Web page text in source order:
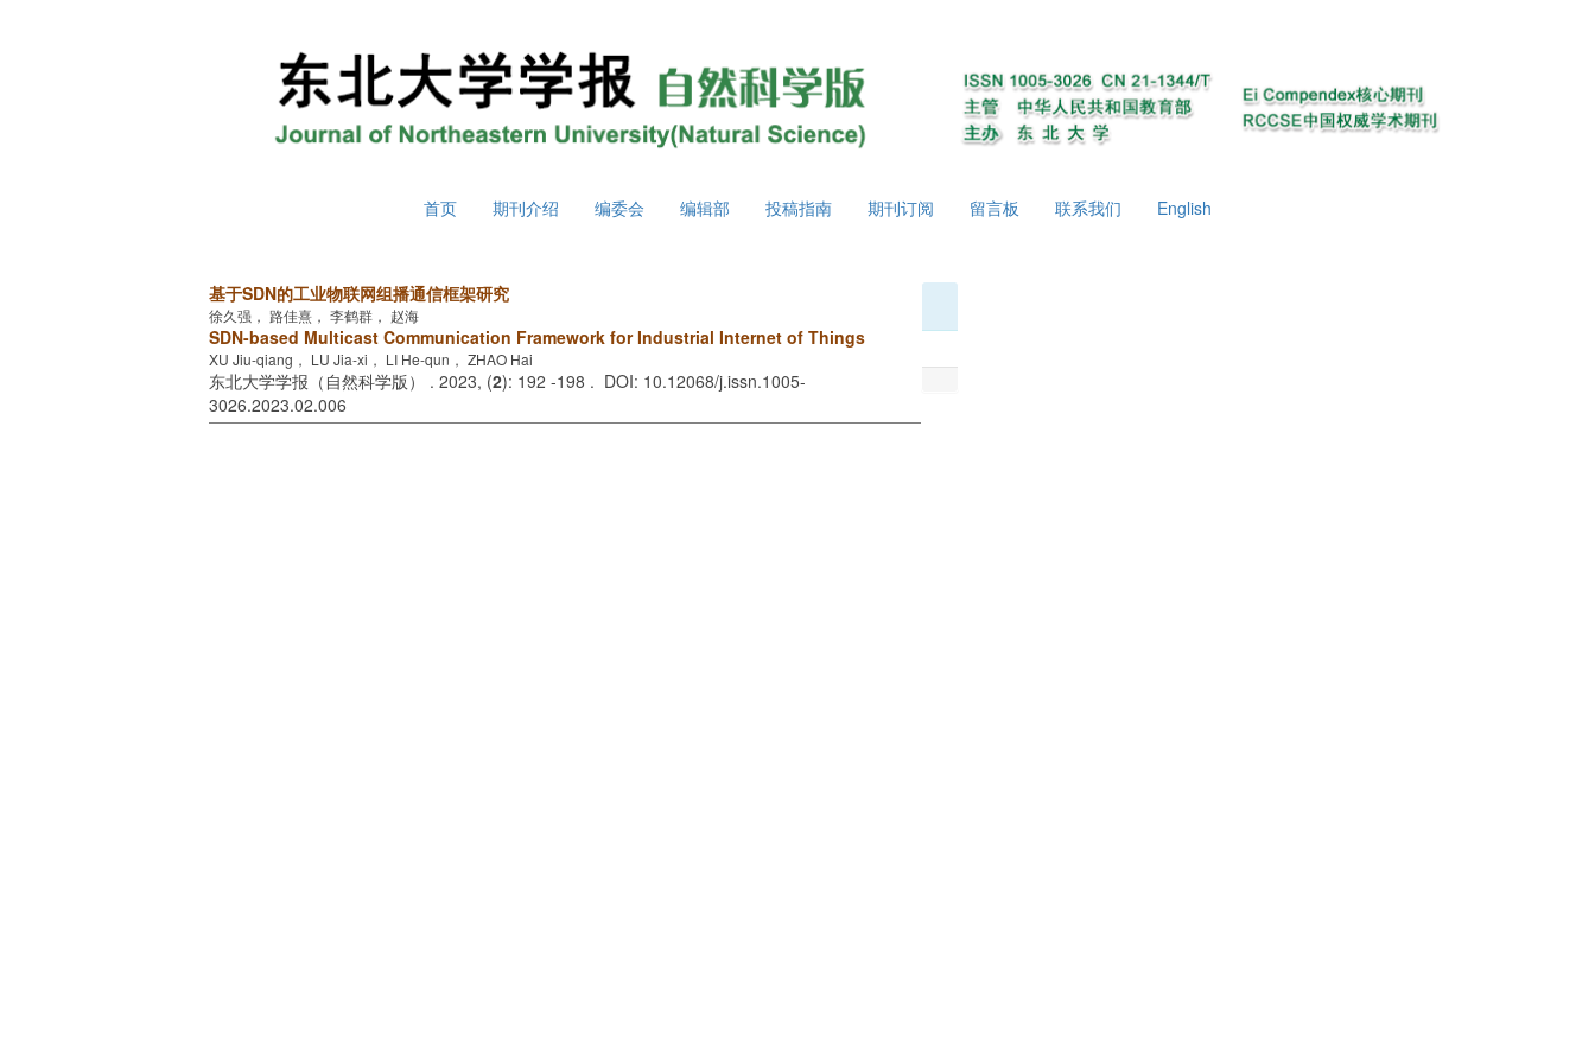
首页 期刊介绍 编委会 编辑部 投稿指南 期刊订阅 留言板 联系我们 English
基于SDN的工业物联网组播通信框架研究
徐久强， 路佳熹， 李鹤群， 赵海
SDN-based Multicast Communication Framework for Industrial Internet of Things
XU Jiu-qiang， LU Jia-xi， LI He-qun， ZHAO Hai
东北大学学报（自然科学版） . 2023, (2): 192 -198 . DOI: 10.12068/j.issn.1005-
3026.2023.02.006